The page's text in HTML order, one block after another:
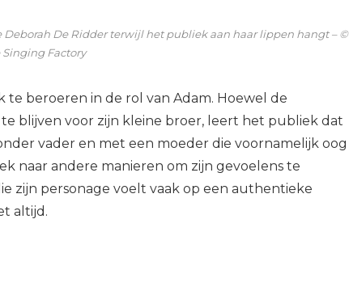
Deborah De Ridder terwijl het publiek aan haar lippen hangt – ©
Singing Factory
beroeren in de rol van Adam. Hoewel de
blijven voor zijn kleine broer, leert het publiek dat
vader en met een moeder die voornamelijk oog
naar andere manieren om zijn gevoelens te
zijn personage voelt vaak op een authentieke
altijd.